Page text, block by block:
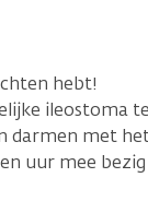
hebt!
ileostoma
darmen met
uur mee